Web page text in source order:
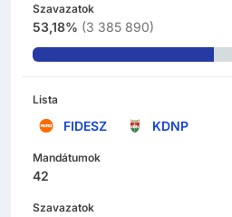
Szavazatok
53,18% (3 385 890)
Lista
FIDESZ KDNP
Mandátumok
42
Szavazatok